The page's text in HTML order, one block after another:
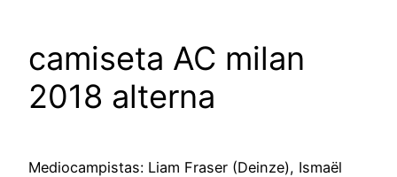
camiseta AC milan
2018 alterna
Mediocampistas: Liam Fraser (Deinze), Ismaël